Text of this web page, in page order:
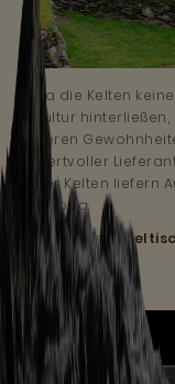
Da die Kelten
Kultur
deren
Wertvoller
der Kelten liefern
Europa.
Mehr lesen: